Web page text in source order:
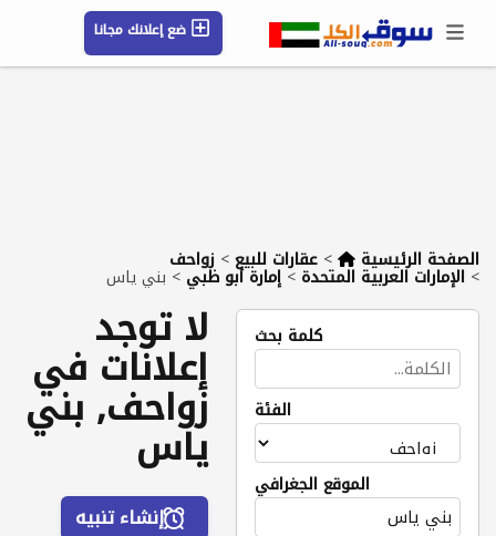
ضع إعلانك مجانا
حسابي / تسجيل
الصفحة الرئيسية > عقارات للبيع> زواحف
> الإمارات العربية المتحدة > إمارة أبو ظبي > بني ياس
كلمة بحث
الفئة
الموقع الجغرافي
لا توجد
إعلانات في
زواحف, بني
ياس
إنشاء تنبيه